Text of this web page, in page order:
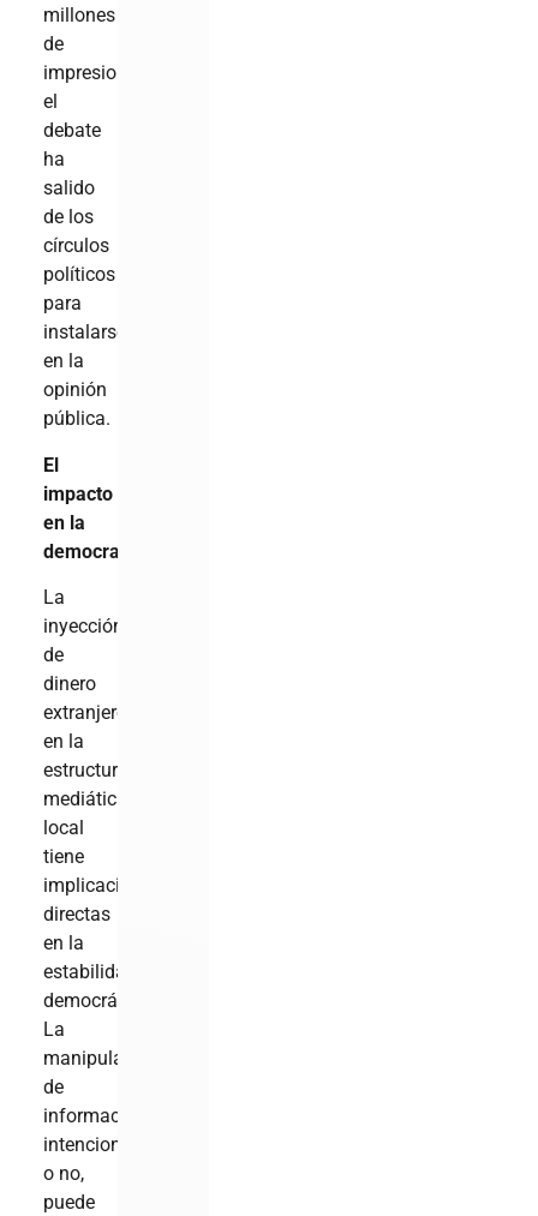
millones
de
impresiones,
el
debate
ha
salido
de los
círculos
políticos
para
instalarse
en la
opinión
pública.
El
impacto
en la
democracia
La
inyección
de
dinero
extranjero
en la
estructura
mediática
local
tiene
implicaciones
directas
en la
estabilidad
democrática.
La
manipulación
de
información,
intencionada
o no,
puede